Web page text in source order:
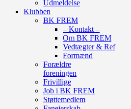
Udmeldelse
Klubben
BK FREM
– Kontakt –
Om BK FREM
Vedtægter & Ref
Formænd
Forældre
foreningen
Frivillige
Job i BK FREM
Støttemedlem